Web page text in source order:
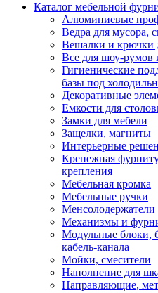
Каталог мебельной
Алюминиевые
Ведра для мусора,
Вешалки и крючки
Все для шоу-румов
Гигиенические
базы под
Декоративные
Емкости для
Замки для мебели
Защелки, магниты
Интерьерные
Крепежная
крепления
Мебельная кромка
Мебельные ручки
Менсолодержатели
Механизмы и
Модульные блоки,
кабель-канала
Мойки, смесители
Наполнение для
Направляющие,